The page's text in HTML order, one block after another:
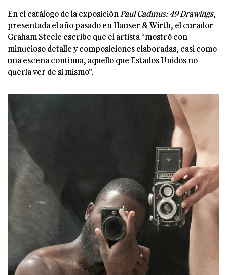
En el catálogo de la exposición Paul Cadmus: 49 Drawings,
presentada el año pasado en Hauser & Wirth, el curador
Graham Steele escribe que el artista “mostró con
minucioso detalle y composiciones elaboradas, casi como
una escena continua, aquello que Estados Unidos no
quería ver de sí mismo”.